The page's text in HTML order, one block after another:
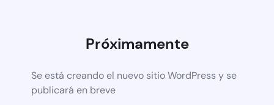
Próximamente
Se está creando el nuevo sitio WordPress y se
publicará en breve